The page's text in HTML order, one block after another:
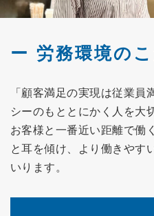
労務環境の
「顧客満足の実現は従業員
シーのもととにかく人を大
お客様と一番近い距離で働
と耳を傾け、より働きやす
いります。